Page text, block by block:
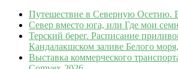
Путешествие в Северную Осетию.
Север вместо юга, или Где мои
Терский берег. Расписание
Кандалакшском заливе Белого
Выставка коммерческого